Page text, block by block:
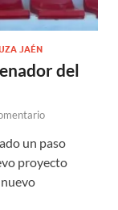
JAÉN
del
un paso
proyecto